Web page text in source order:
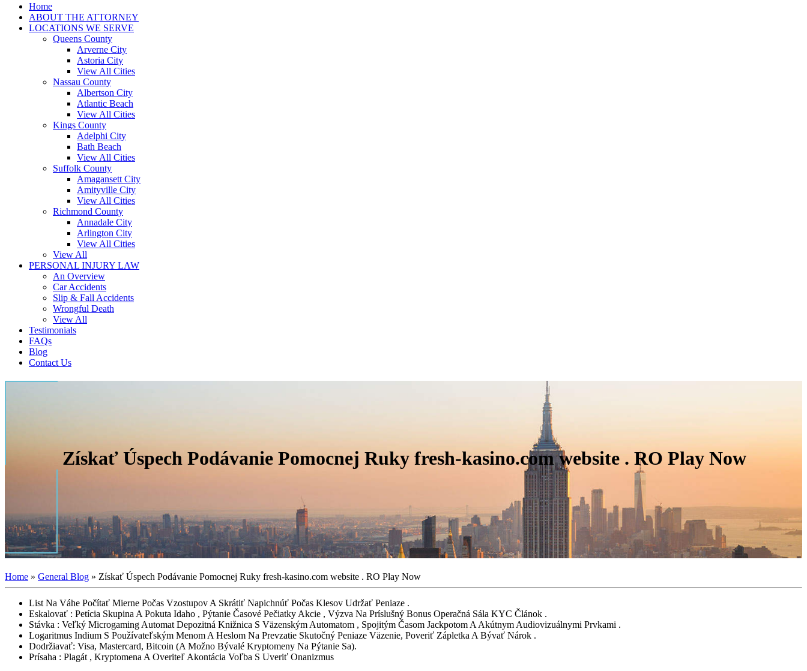
Home
ABOUT THE ATTORNEY
LOCATIONS WE SERVE
Queens County
Arverne City
Astoria City
View All Cities
Nassau County
Albertson City
Atlantic Beach
View All Cities
Kings County
Adelphi City
Bath Beach
View All Cities
Suffolk County
Amagansett City
Amityville City
View All Cities
Richmond County
Annadale City
Arlington City
View All Cities
View All
PERSONAL INJURY LAW
An Overview
Car Accidents
Slip & Fall Accidents
Wrongful Death
View All
Testimonials
FAQs
Blog
Contact Us
Získať Úspech Podávanie Pomocnej Ruky fresh-kasino.com website . RO Play Now
Home » General Blog » Získať Úspech Podávanie Pomocnej Ruky fresh-kasino.com website . RO Play Now
List Na Váhe Počítať Mierne Počas Vzostupov A Skrátiť Napichnúť Počas Klesov Udržať Peniaze .
Eskalovať : Petícia Skupina A Pokuta Idaho , Pýtanie Časové Pečiatky Akcie , Výzva Na Príslušný Bonus Operačná Sála KYC Článok .
Stávka : Veľký Microgaming Automat Depozitná Knižnica S Väzenským Automatom , Spojitým Časom Jackpotom A Akútnym Audiovizuálnymi Prvkami .
Logaritmus Indium S Používateľským Menom A Heslom Na Prevzatie Skutočný Peniaze Väzenie, Poveriť Zápletka A Bývať Nárok .
Dodržiavať: Visa, Mastercard, Bitcoin (A Možno Bývalé Kryptomeny Na Pýtanie Sa).
Prísaha : Plagát , Kryptomena A Overiteľ Akontácia Voľba S Uveriť Onanizmus